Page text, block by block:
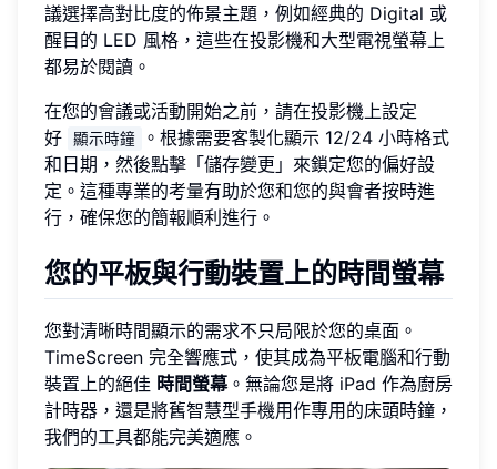
議選擇高對比度的佈景主題，例如經典的 Digital 或
醒目的 LED 風格，這些在投影機和大型電視螢幕上
都易於閱讀。
在您的會議或活動開始之前，請在投影機上設定
好
顯示時鐘
。根據需要客製化顯示 12/24 小時格式
和日期，然後點擊「儲存變更」來鎖定您的偏好設
定。這種專業的考量有助於您和您的與會者按時進
行，確保您的簡報順利進行。
您的平板與行動裝置上的時間螢幕
您對清晰時間顯示的需求不只局限於您的桌面。
TimeScreen 完全響應式，使其成為平板電腦和行動
裝置上的絕佳 時間螢幕。無論您是將 iPad 作為廚房
計時器，還是將舊智慧型手機用作專用的床頭時鐘，
我們的工具都能完美適應。